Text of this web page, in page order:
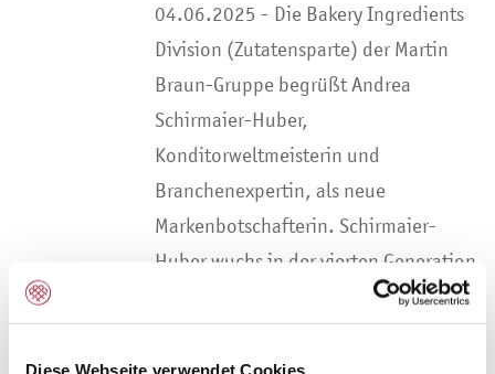
Diese Webseite verwendet Cookies
Die Bakery Ingredients
Division (Zutatensparte) der Martin
Braun-Gruppe begrüßt Andrea
Schirmaier-Huber,
Konditorweltmeisterin und
Branchenexpertin, als neue
Markenbotschafterin. Schirmaier-
Huber wuchs in der vierten Generation
WEITERLESEN